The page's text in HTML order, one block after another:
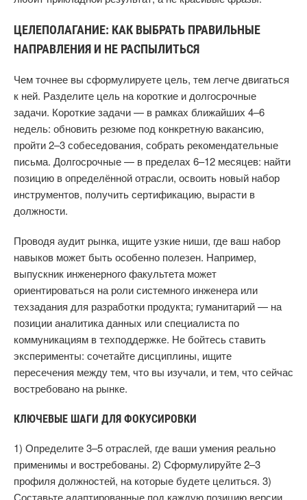
ЦЕЛЕПОЛАГАНИЕ: КАК ВЫБРАТЬ ПРАВИЛЬНЫЕ
НАПРАВЛЕНИЯ И НЕ РАСПЫЛИТЬСЯ
Чем точнее вы сформулируете цель, тем легче двигаться
к ней. Разделите цель на короткие и долгосрочные
задачи. Короткие задачи — в рамках ближайших 4–6
недель: обновить резюме под конкретную вакансию,
пройти 2–3 собеседования, собрать рекомендательные
письма. Долгосрочные — в пределах 6–12 месяцев: найти
позицию в определённой отрасли, освоить новый набор
инструментов, получить сертификацию, вырасти в
должности.
Проводя аудит рынка, ищите узкие ниши, где ваш набор
навыков может быть особенно полезен. Например,
выпускник инженерного факультета может
ориентироваться на роли системного инженера или
техзадания для разработки продукта; гуманитарий — на
позиции аналитика данных или специалиста по
коммуникациям в техподдержке. Не бойтесь ставить
эксперименты: сочетайте дисциплины, ищите
пересечения между тем, что вы изучали, и тем, что сейчас
востребовано на рынке.
КЛЮЧЕВЫЕ ШАГИ ДЛЯ ФОКУСИРОВКИ
1) Определите 3–5 отраслей, где ваши умения реально
применимы и востребованы. 2) Сформулируйте 2–3
профиля должностей, на которые будете целиться. 3)
Составьте адаптированные под каждую позицию версии